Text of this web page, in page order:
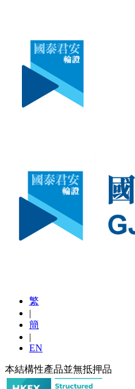
繁
|
簡
|
EN
本結構性產品並無抵押品